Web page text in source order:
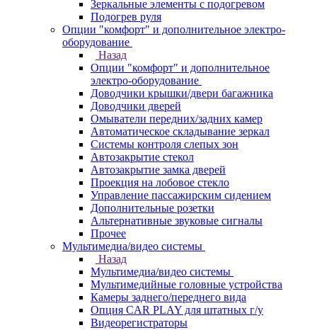
Зеркальные элементы с подогревом
Подогрев руля
Опции "комфорт" и дополнительное электро-
оборудование
Назад
Опции "комфорт" и дополнительное
электро-оборудование
Доводчики крышки/двери багажника
Доводчики дверей
Омыватели передних/задних камер
Автоматическое складывание зеркал
Системы контроля слепых зон
Автозакрытие стекол
Автозакрытие замка дверей
Проекция на лобовое стекло
Управление пассажирским сидением
Дополнительные розетки
Альтернативные звуковые сигналы
Прочее
Мультимедиа/видео системы
Назад
Мультимедиа/видео системы
Мультимедийные головные устройства
Камеры заднего/переднего вида
Опция CAR PLAY для штатных г/у
Видеорегистраторы